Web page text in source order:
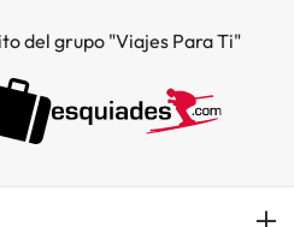
del grupo "Viajes Para Ti"